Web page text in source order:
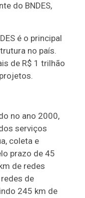
do BNDES,
é o principal
no país.
de R$ 1 trilhão
no ano 2000,
serviços
coleta e
prazo de 45
de redes
de
245 km de